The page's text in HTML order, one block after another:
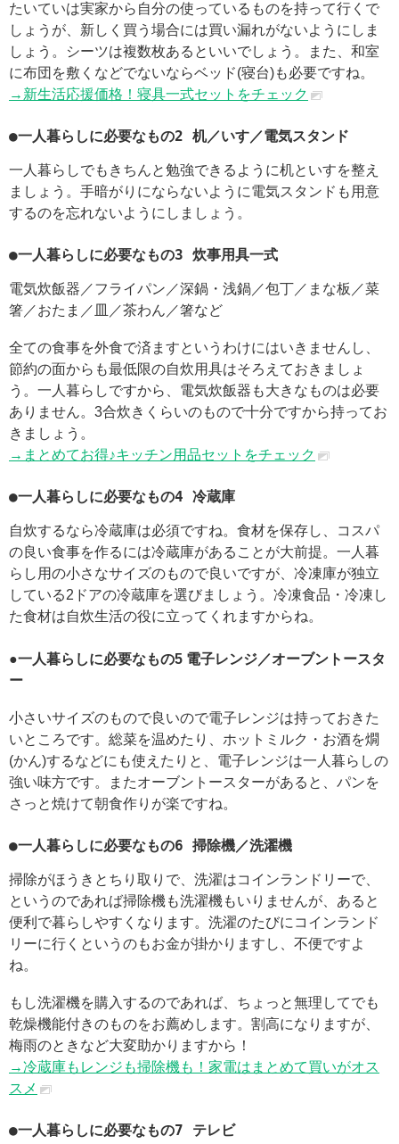
たいていは実家から自分の使っているものを持って行くで
しょうが、新しく買う場合には買い漏れがないようにしま
しょう。シーツは複数枚あるといいでしょう。また、和室
に布団を敷くなどでないならベッド(寝台)も必要ですね。
→新生活応援価格！寝具一式セットをチェック
●一人暮らしに必要なもの2 机／いす／電気スタンド
一人暮らしでもきちんと勉強できるように机といすを整え
ましょう。手暗がりにならないように電気スタンドも用意
するのを忘れないようにしましょう。
●一人暮らしに必要なもの3 炊事用具一式
電気炊飯器／フライパン／深鍋・浅鍋／包丁／まな板／菜
箸／おたま／皿／茶わん／箸など
全ての食事を外食で済ますというわけにはいきませんし、
節約の面からも最低限の自炊用具はそろえておきましょ
う。一人暮らしですから、電気炊飯器も大きなものは必要
ありません。3合炊きくらいのもので十分ですから持ってお
きましょう。
→まとめてお得♪キッチン用品セットをチェック
●一人暮らしに必要なもの4 冷蔵庫
自炊するなら冷蔵庫は必須ですね。食材を保存し、コスパ
の良い食事を作るには冷蔵庫があることが大前提。一人暮
らし用の小さなサイズのもので良いですが、冷凍庫が独立
している2ドアの冷蔵庫を選びましょう。冷凍食品・冷凍し
た食材は自炊生活の役に立ってくれますからね。
●一人暮らしに必要なもの5 電子レンジ／オーブントースタ
ー
小さいサイズのもので良いので電子レンジは持っておきた
いところです。総菜を温めたり、ホットミルク・お酒を燗
(かん)するなどにも使えたりと、電子レンジは一人暮らしの
強い味方です。またオーブントースターがあると、パンを
さっと焼けて朝食作りが楽ですね。
●一人暮らしに必要なもの6 掃除機／洗濯機
掃除がほうきとちり取りで、洗濯はコインランドリーで、
というのであれば掃除機も洗濯機もいりませんが、あると
便利で暮らしやすくなります。洗濯のたびにコインランド
リーに行くというのもお金が掛かりますし、不便ですよ
ね。
もし洗濯機を購入するのであれば、ちょっと無理してでも
乾燥機能付きのものをお薦めします。割高になりますが、
梅雨のときなど大変助かりますから！
→冷蔵庫もレンジも掃除機も！家電はまとめて買いがオス
スメ
●一人暮らしに必要なもの7 テレビ